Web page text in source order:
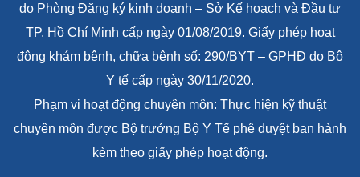
do Phòng Đăng ký kinh doanh – Sở Kế hoạch và Đầu tư
TP. Hồ Chí Minh cấp ngày 01/08/2019. Giấy phép hoạt
động khám bệnh, chữa bệnh số: 290/BYT – GPHĐ do Bộ
Y tế cấp ngày 30/11/2020.
Phạm vi hoạt động chuyên môn: Thực hiện kỹ thuật
chuyên môn được Bộ trưởng Bộ Y Tế phê duyệt ban hành
kèm theo giấy phép hoạt động.